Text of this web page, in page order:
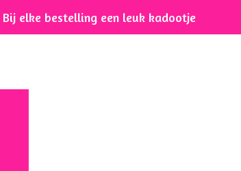
Bij elke bestelling een leuk kadootje